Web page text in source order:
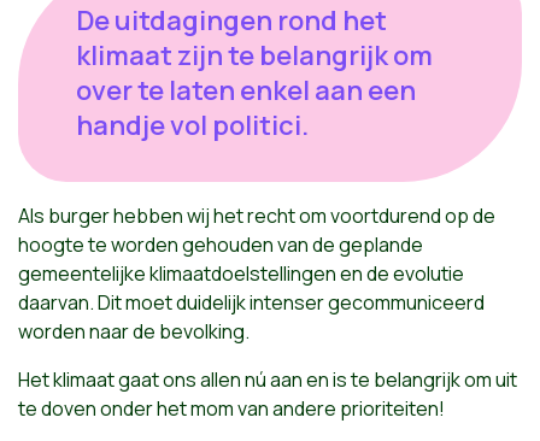
De uitdagingen rond het
klimaat zijn te belangrijk om
over te laten enkel aan een
handje vol politici.
Als burger hebben wij het recht om voortdurend op de
hoogte te worden gehouden van de geplande
gemeentelijke klimaatdoelstellingen en de evolutie
daarvan. Dit moet duidelijk intenser gecommuniceerd
worden naar de bevolking.
Het klimaat gaat ons allen nú aan en is te belangrijk om uit
te doven onder het mom van andere prioriteiten!